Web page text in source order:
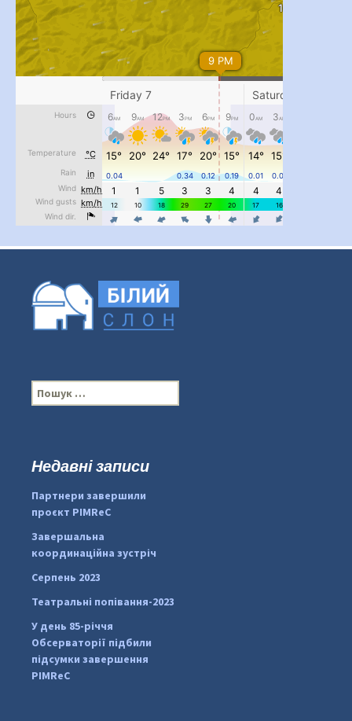
#PipIvanToday...
#PipIvanToday
pimrec_project
П
о
:Недавні записи
Партнери завершили
проєкт PIMReC
Завершальна
координаційна зустріч
Серпень 2023
Театральні попівання-2023
У день 85-річчя
Обсерваторії підбили
підсумки завершення
PIMReC